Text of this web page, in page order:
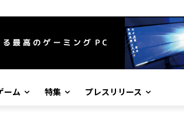
ーム 特集 プレスリリース